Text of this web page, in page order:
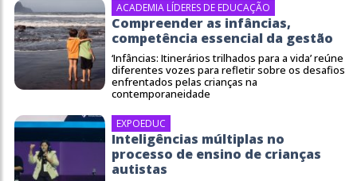
ACADEMIA LÍDERES DE EDUCAÇÃO
Compreender as infâncias,
competência essencial da gestão
‘Infâncias: Itinerários trilhados para a vida’ reúne
diferentes vozes para refletir sobre os desafios
enfrentados pelas crianças na
contemporaneidade
EXPOEDUC
Inteligências múltiplas no
processo de ensino de crianças
autistas